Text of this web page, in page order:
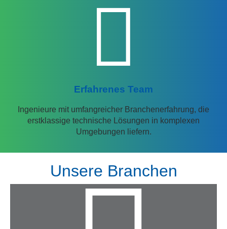
Erfahrenes Team
Ingenieure mit umfangreicher Branchenerfahrung, die
erstklassige technische Lösungen in komplexen
Umgebungen liefern.
Unsere Branchen